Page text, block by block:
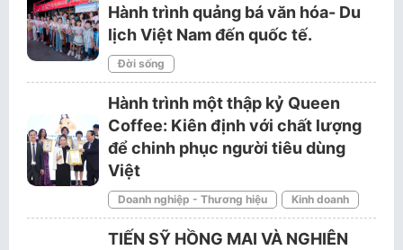
Hành trình quảng bá văn hóa- Du
lịch Việt Nam đến quốc tế.
Đời sống
Hành trình một thập kỷ Queen
Coffee: Kiên định với chất lượng
để chinh phục người tiêu dùng
Việt
Doanh nghiệp - Thương hiệu Kinh doanh
TIẾN SỸ HỒNG MAI VÀ NGHIÊN